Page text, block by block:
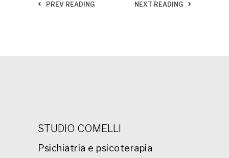
PREV READING NEXT READING
STUDIO COMELLI
Psichiatria e psicoterapia